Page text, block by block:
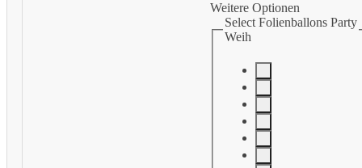
Weitere Optionen
Select Folienballons Party
Weih